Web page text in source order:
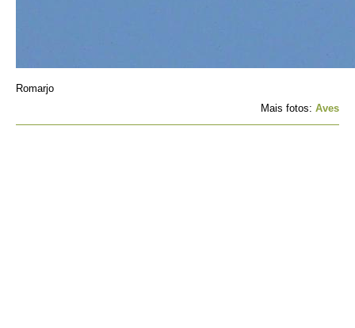
Romarjo
Mais fotos: Aves